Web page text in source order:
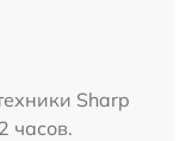
Sharp
часов.